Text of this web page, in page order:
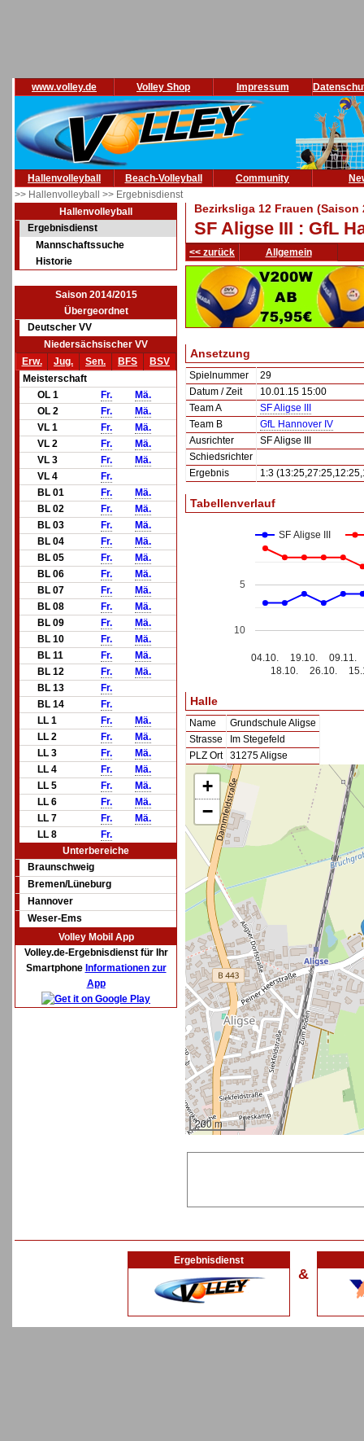
www.volley.de Volley Shop Impressum
Hallenvolleyball Beach-Volleyball Community
>> Hallenvolleyball >> Ergebnisdienst
Hallenvolleyball
Ergebnisdienst
Mannschaftssuche
Historie
Saison 2014/2015
Übergeordnet
Deutscher VV
Niedersächsischer VV
Erw.
Jug. Sen. BFS
BSV
Meisterschaft
OL 1
Fr.
Mä.
OL 2
Fr.
Mä.
VL 1
Fr.
Mä.
VL 2
Fr.
Mä.
VL 3
Fr.
Mä.
VL 4
Fr.
BL 01
Fr.
Mä.
BL 02
Fr.
Mä.
BL 03
Fr.
Mä.
BL 04
Fr.
Mä.
BL 05
Fr.
Mä.
BL 06
Fr.
Mä.
BL 07
Fr.
Mä.
BL 08
Fr.
Mä.
BL 09
Fr.
Mä.
BL 10
Fr.
Mä.
BL 11
Fr.
Mä.
BL 12
Fr.
Mä.
BL 13
Fr.
BL 14
Fr.
LL 1
Fr.
Mä.
LL 2
Fr.
Mä.
LL 3
Fr.
Mä.
LL 4
Fr.
Mä.
LL 5
Fr.
Mä.
LL 6
Fr.
Mä.
LL 7
Fr.
Mä.
LL 8
Fr.
Unterbereiche
Braunschweig
Bremen/Lüneburg
Hannover
Weser-Ems
Volley Mobil App
Volley.de-Ergebnisdienst für Ihr
Smartphone Informationen zur
App
Bezirksliga 12 Frauen (Saison
SF Aligse III : GfL
<< zurück Allgemein
Ansetzung
Spielnummer
29
Datum / Zeit
10.01.15 15:00
Team A
SF Aligse III
Team B
GfL Hannover IV
Ausrichter
SF Aligse III
Schiedsrichter
Ergebnis
1:3
Tabellenverlauf
SF Aligse III
04.10.
18.10.
19.10.
26.10.
09.11.
5
10
Halle
Name
Grundschule Aligse
Strasse
Im Stegefeld
PLZ Ort
31275 Aligse
+
−
200 m
Ergebnisdienst
&